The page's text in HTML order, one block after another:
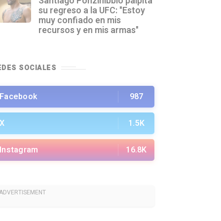
su regreso a la UFC: "Estoy
muy confiado en mis
recursos y en mis armas"
SOCIALES
Facebook 987
X 1.5K
Instagram 16.8K